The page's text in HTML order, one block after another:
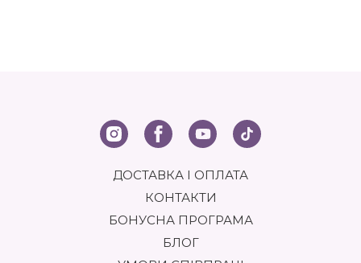
ДОСТАВКА І ОПЛАТА
КОНТАКТИ
БОНУСНА ПРОГРАМА
БЛОГ